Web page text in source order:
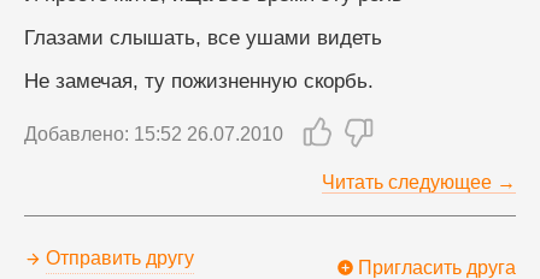
Глазами слышать, все ушами видеть
Не замечая, ту пожизненную скорбь.
Добавлено: 15:52 26.07.2010
Читать следующее →
Отправить другу Пригласить друга